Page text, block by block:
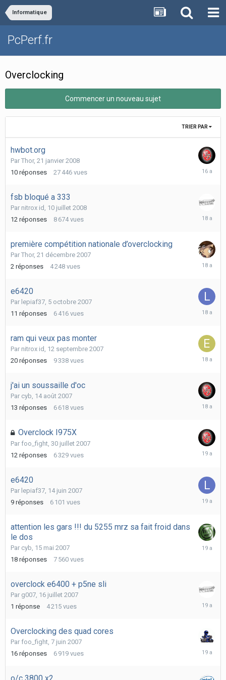
Informatique
PcPerf.fr
Overclocking
Commencer un nouveau sujet
TRIER PAR
hwbot.org
Par Thor, 21 janvier 2008
10 réponses 27 446 vues
29
fsb bloqué a 333
Par nitrox id , 10 juillet 2008
12 réponses 8 674 vues
17
première compétition nationale d’overclocking
Par Thor, 21 décembre 2007
2 réponses 4 248 vues
22
e6420
Par lepiaf37, 5 octobre 2007
11 réponses 6 416 vues
ram qui veux pas monter
Par nitrox id , 12 septembre 2007
20 réponses 9 338 vues
22
j'ai un soussaille d'oc
Par cyb, 14 août 2007
13 réponses 6 618 vues
15
Overclock I975X
Par foo_fight, 30 juillet 2007
12 réponses 6 329 vues
e6420
Par lepiaf37, 14 juin 2007
9 réponses 6 101 vues
28
attention les gars !!! du 5255 mrz sa fait froid dans
le dos
Par cyb, 15 mai 2007
18 réponses 7 560 vues
16
overclock e6400 + p5ne sli
Par g007, 16 juillet 2007
1 réponse 4 215 vues
16
Overclocking des quad cores
Par foo_fight, 7 juin 2007
16 réponses 6 919 vues
13